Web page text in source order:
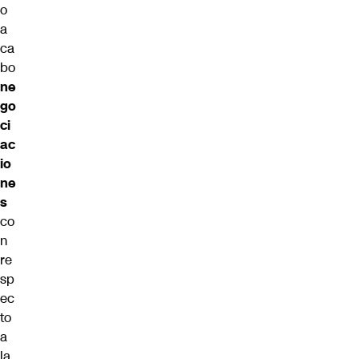
o
a
ca
bo
ne
go
ci
ac
io
ne
s
co
n
re
sp
ec
to
a